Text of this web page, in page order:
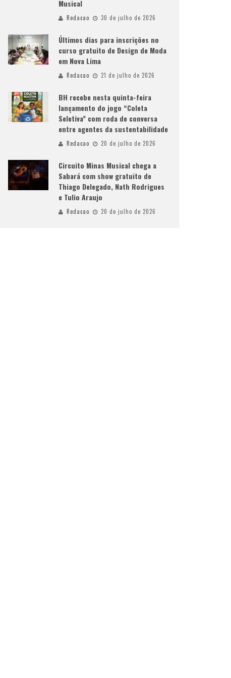
Musical
Redacao 30 de julho de 2026
Últimos dias para inscrições no
curso gratuito de Design de Moda
em Nova Lima
Redacao 21 de julho de 2026
BH recebe nesta quinta-feira
lançamento do jogo “Coleta
Seletiva” com roda de conversa
entre agentes da sustentabilidade
Redacao 20 de julho de 2026
Circuito Minas Musical chega a
Sabará com show gratuito de
Thiago Delegado, Nath Rodrigues
e Tulio Araujo
Redacao 20 de julho de 2026